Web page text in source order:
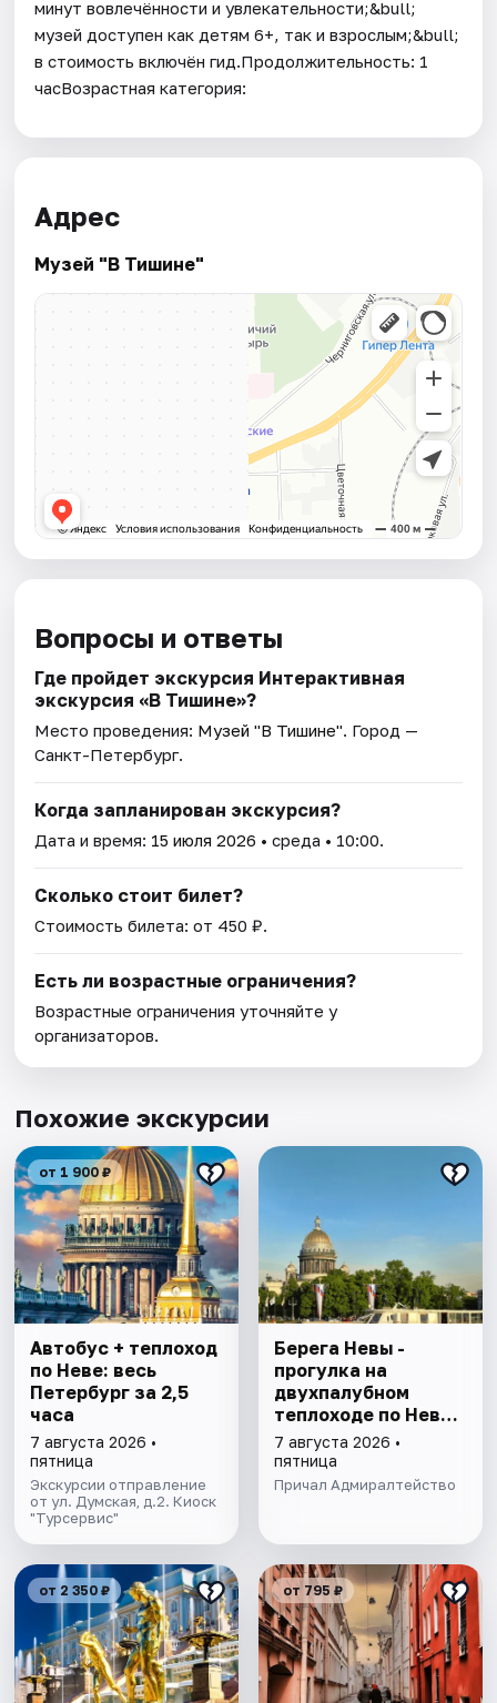
минут вовлечённости и увлекательности;&bull;
музей доступен как детям 6+, так и взрослым;&bull;
в стоимость включён гид.Продолжительность: 1
часВозрастная категория:
Адрес
Музей "В Тишине"
Вопросы и ответы
Где пройдет экскурсия Интерактивная
экскурсия «В Тишине»?
Место проведения: Музей "В Тишине". Город —
Санкт-Петербург.
Когда запланирован экскурсия?
Дата и время: 15 июля 2026 • среда • 10:00.
Сколько стоит билет?
Стоимость билета: от 450 ₽.
Есть ли возрастные ограничения?
Возрастные ограничения уточняйте у
организаторов.
Похожие экскурсии
от 1 900 ₽
Автобус + теплоход
по Неве: весь
Петербург за 2,5
часа
7 августа 2026 •
пятница
Экскурсии отправление
от ул. Думская, д.2. Киоск
"Турсервис"
Берега Невы -
прогулка на
двухпалубном
теплоходе по Неве
с подходом к
Финскому заливу
7 августа 2026 •
пятница
Причал Адмиралтейство
от 2 350 ₽ от 795 ₽